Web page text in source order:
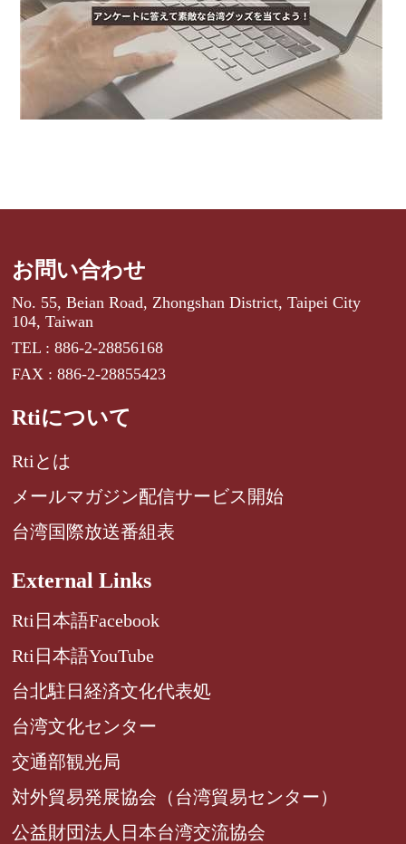
お問い合わせ
No. 55, Beian Road, Zhongshan District, Taipei City
104, Taiwan
TEL : 886-2-28856168
FAX : 886-2-28855423
Rtiについて
Rtiとは
メールマガジン配信サービス開始
台湾国際放送番組表
External Links
Rti日本語Facebook
Rti日本語YouTube
台北駐日経済文化代表処
台湾文化センター
交通部観光局
対外貿易発展協会（台湾貿易センター）
公益財団法人日本台湾交流協会